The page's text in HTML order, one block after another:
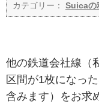
カテゴリー： Suicaの
他の鉄道会社線（
区間が1枚になっ
含みます）をお求